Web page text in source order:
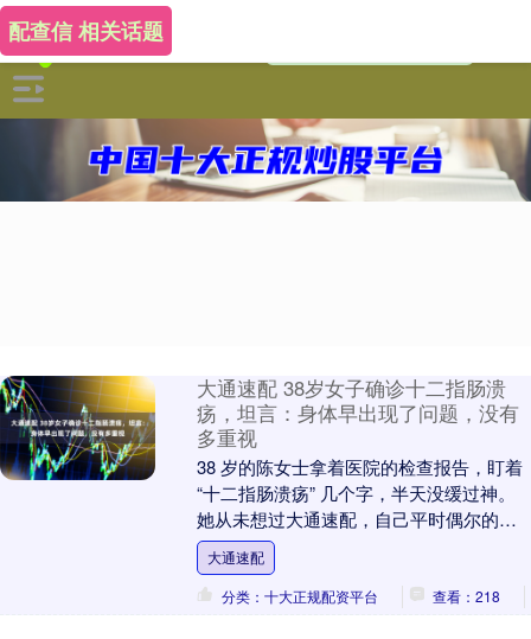
配查信 相关话题
大通速配 38岁女子确诊十二指肠溃
疡，坦言：身体早出现了问题，没有
多重视
38 岁的陈女士拿着医院的检查报告，盯着
“十二指肠溃疡” 几个字，半天没缓过神。
她从未想过大通速配，自己平时偶尔的胃
痛、反酸，竟然已经发展成了溃疡。回忆
起过去....
大通速配
分类：十大正规配资平台
查看：218